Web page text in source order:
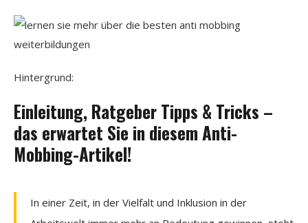
Hintergrund:
Einleitung, Ratgeber Tipps & Tricks –
das erwartet Sie in diesem Anti-
Mobbing-Artikel!
In einer Zeit, in der Vielfalt und Inklusion in der